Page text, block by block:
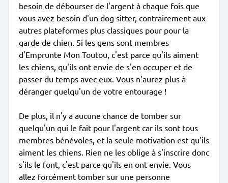
besoin de débourser de l'argent à chaque fois que
vous avez besoin d'un dog sitter, contrairement aux
autres plateformes plus classiques pour pour la
garde de chien. Si les gens sont membres
d'Emprunte Mon Toutou, c'est parce qu'ils aiment
les chiens, qu'ils ont envie de s'en occuper et de
passer du temps avec eux. Vous n'aurez plus à
déranger quelqu'un de votre entourage !
De plus, il n'y a aucune chance de tomber sur
quelqu'un qui le fait pour l'argent car ils sont tous
membres bénévoles, et la seule motivation est qu'ils
aiment les chiens. Rien ne les oblige à s'inscrire donc
s'ils le font, c'est parce qu'ils en ont envie. Vous
allez forcément tomber sur une personne